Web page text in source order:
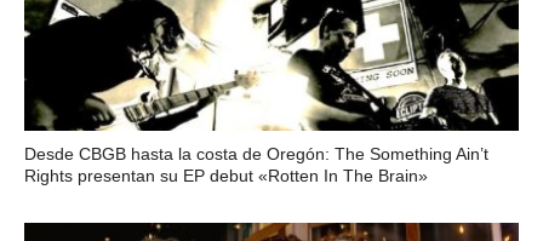
Desde CBGB hasta la costa de Oregón: The Something Ain’t
Rights presentan su EP debut «Rotten In The Brain»